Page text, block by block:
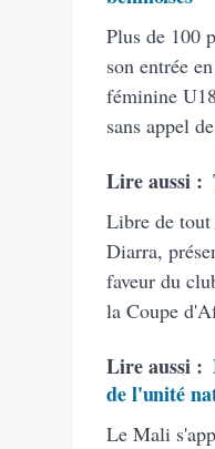
Plus de 100
son entrée
féminine
sans appel
Lire aussi :
Libre de tout
Diarra,
faveur du
la Coupe
Lire aussi :
de l'unité
Le Mali